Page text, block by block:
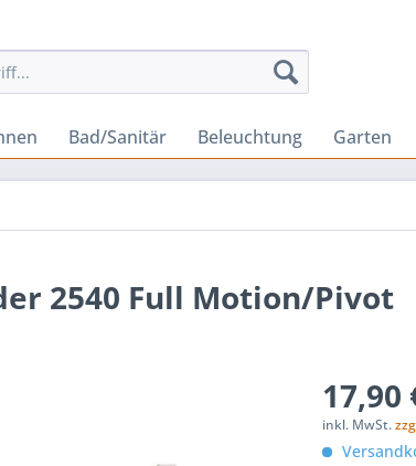
Bad/Sanitär Beleuchtung Garten
2540 Full Motion/Pivot
17,90
inkl. MwSt.